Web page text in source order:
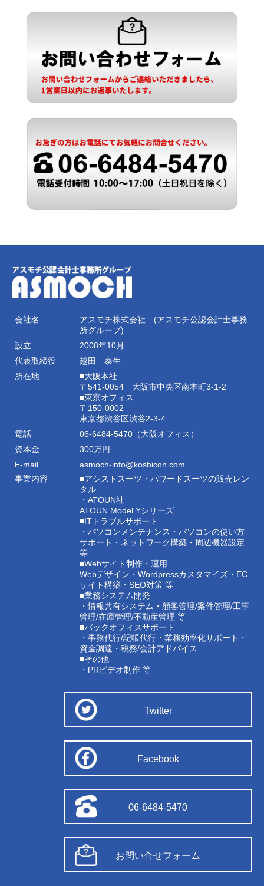
会社名
アスモチ株式会社 (アスモチ公認会計士事務
所グループ)
設立
2008年10月
代表取締役
越田 泰生
所在地
■大阪本社
〒541-0054 大阪市中央区南本町3-1-2
■東京オフィス
〒150-0002
東京都渋谷区渋谷2-3-4
電話
06-6484-5470（大阪オフィス）
資本金
300万円
E-mail
asmoch-info@koshicon.com
事業内容
■アシストスーツ・パワードスーツの販売レン
タル
・ATOUN社
ATOUN Model Yシリーズ
■ITトラブルサポート
・パソコンメンテナンス・パソコンの使い方
サポート・ネットワーク構築・周辺機器設定
等
■Webサイト制作・運用
Webデザイン・Wordpressカスタマイズ・EC
サイト構築・SEO対策 等
■業務システム開発
・情報共有システム・顧客管理/案件管理/工事
管理/在庫管理/不動産管理 等
■バックオフィスサポート
・事務代行/記帳代行・業務効率化サポート・
資金調達・税務/会計アドバイス
■その他
・PRビデオ制作 等
Twitter
Facebook
06-6484-5470
お問い合せフォーム